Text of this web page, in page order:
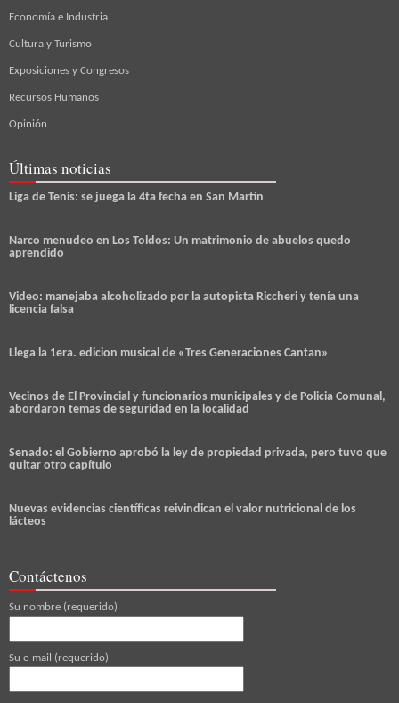
Economía e Industria
Cultura y Turismo
Exposiciones y Congresos
Recursos Humanos
Opinión
Últimas noticias
Liga de Tenis: se juega la 4ta fecha en San Martín
Narco menudeo en Los Toldos: Un matrimonio de abuelos quedo
aprendido
Video: manejaba alcoholizado por la autopista Riccheri y tenía una
licencia falsa
Llega la 1era. edicion musical de «Tres Generaciones Cantan»
Vecinos de El Provincial y funcionarios municipales y de Policia Comunal,
abordaron temas de seguridad en la localidad
Senado: el Gobierno aprobó la ley de propiedad privada, pero tuvo que
quitar otro capítulo
Nuevas evidencias científicas reivindican el valor nutricional de los
lácteos
Contáctenos
Su nombre (requerido)
Su e-mail (requerido)